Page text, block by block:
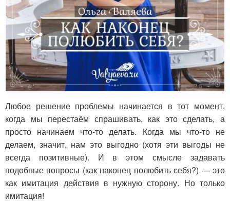
Как наконец полюбить себя?
Любое решение проблемы начинается в тот момент,
когда мы перестаём спрашивать, как это сделать, а
просто начинаем что-то делать. Когда мы что-то не
делаем, значит, нам это выгодно (хотя эти выгоды не
всегда позитивные). И в этом смысле задавать
подобные вопросы (как наконец полюбить себя?) — это
как имитация действия в нужную сторону. Но только
имитация!